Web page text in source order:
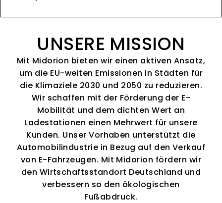
UNSERE MISSION
Mit Midorion bieten wir einen aktiven Ansatz,
um die EU-weiten Emissionen in Städten für
die Klimaziele 2030 und 2050 zu reduzieren.
Wir schaffen mit der Förderung der E-
Mobilität und dem dichten Wert an
Ladestationen einen Mehrwert für unsere
Kunden. Unser Vorhaben unterstützt die
Automobilindustrie in Bezug auf den Verkauf
von E-Fahrzeugen. Mit Midorion fördern wir
den Wirtschaftsstandort Deutschland und
verbessern so den ökologischen
Fußabdruck.